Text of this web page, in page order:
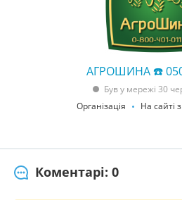
АГРОШИНА ☎️
Був у мережі 30
Організація
На сайті
Коментарі: 0